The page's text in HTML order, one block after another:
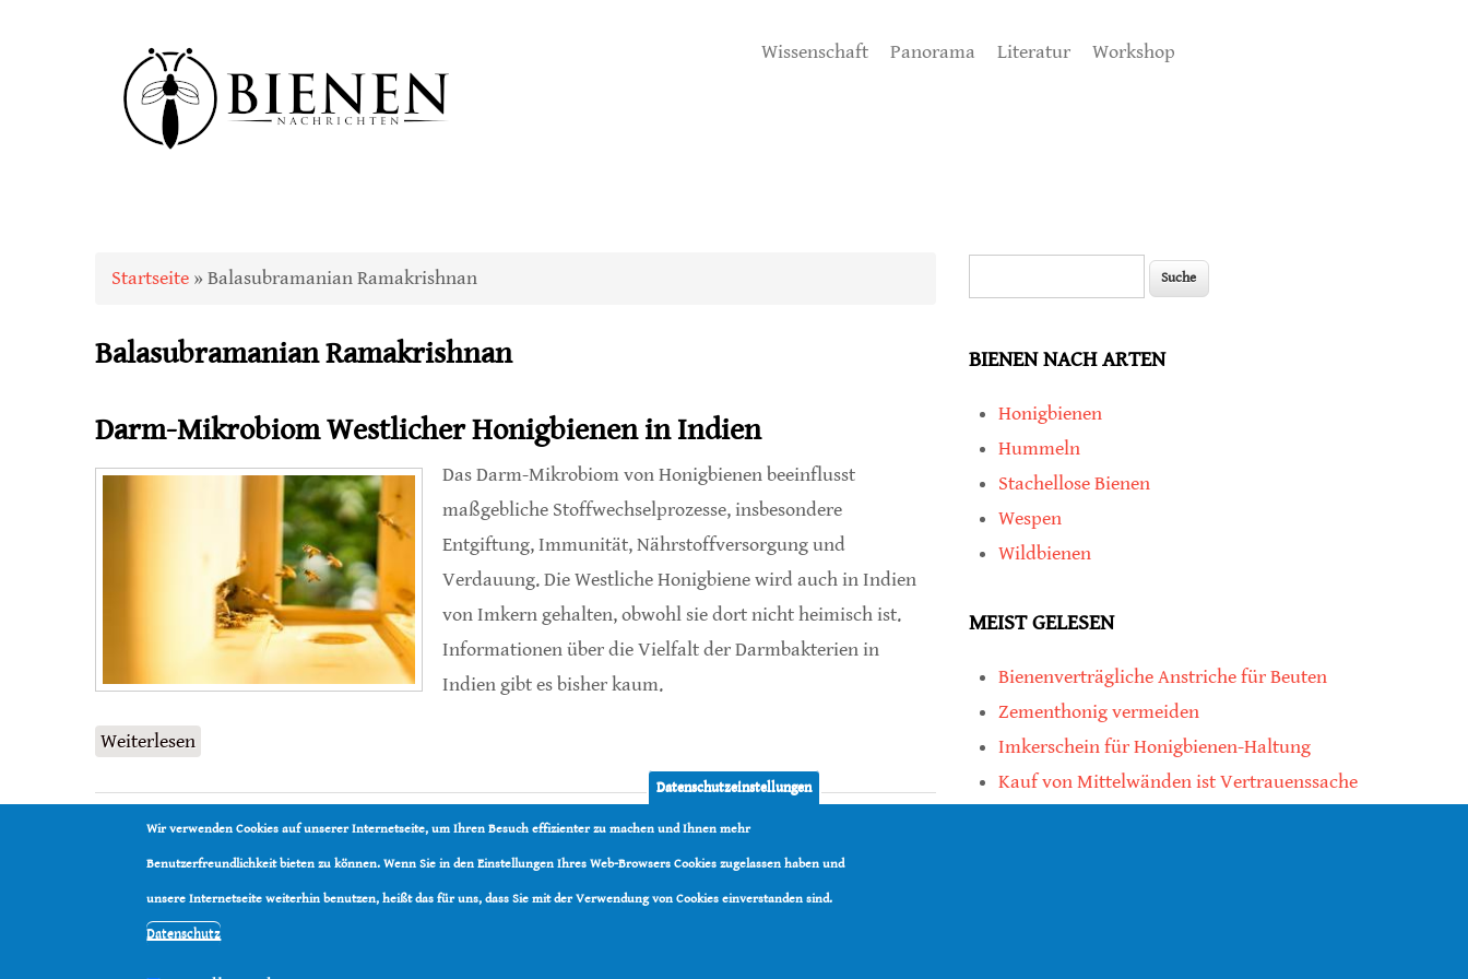
Wissenschaft Panorama Literatur Workshop
Sie sind hier
Startseite » Balasubramanian Ramakrishnan
Balasubramanian Ramakrishnan
Darm-Mikrobiom Westlicher Honigbienen in Indien
Das Darm-Mikrobiom von Honigbienen beeinflusst
maßgebliche Stoffwechselprozesse, insbesondere
Entgiftung, Immunität, Nährstoffversorgung und
Verdauung. Die Westliche Honigbiene wird auch in Indien
von Imkern gehalten, obwohl sie dort nicht heimisch ist.
Informationen über die Vielfalt der Darmbakterien in
Indien gibt es bisher kaum.
Weiterlesen
BIENEN NACH ARTEN
Honigbienen
Hummeln
Stachellose Bienen
Wespen
Wildbienen
MEIST GELESEN
Bienenverträgliche Anstriche für Beuten
Zementhonig vermeiden
Imkerschein für Honigbienen-Haltung
Kauf von Mittelwänden ist Vertrauenssache
Datenschutzeinstellungen
Wir verwenden Cookies auf unserer Internetseite, um Ihren Besuch effizienter zu machen und Ihnen mehr
Benutzerfreundlichkeit bieten zu können. Wenn Sie in den Einstellungen Ihres Web-Browsers Cookies zugelassen haben und
unsere Internetseite weiterhin benutzen, heißt das für uns, dass Sie mit der Verwendung von Cookies einverstanden sind.
Datenschutz